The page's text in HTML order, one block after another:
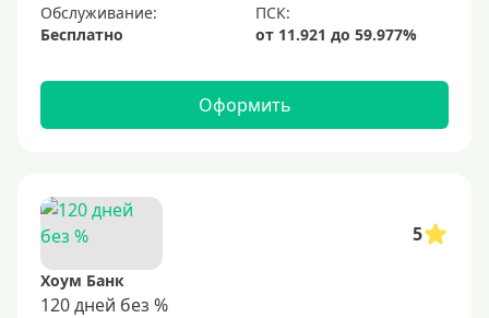
Обслуживание:
Бесплатно
Оформить
5
Хоум Банк
120 дней без %